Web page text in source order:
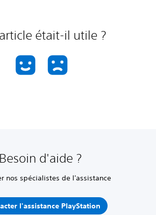
était-il utile ?
Besoin d'aide ?
nos spécialistes de l'assistance
l'assistance PlayStation